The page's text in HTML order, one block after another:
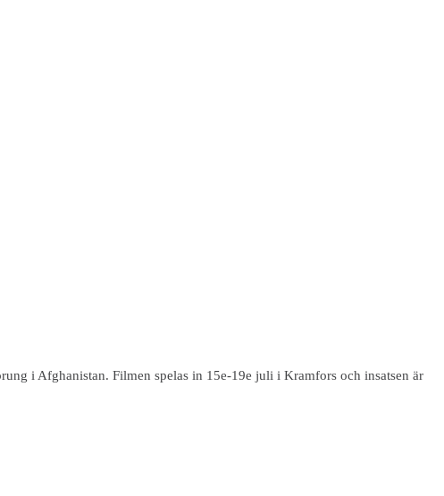
i Afghanistan. Filmen spelas in 15e-19e juli i Kramfors och insatsen är